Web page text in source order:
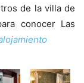
de la villa de
conocer Las